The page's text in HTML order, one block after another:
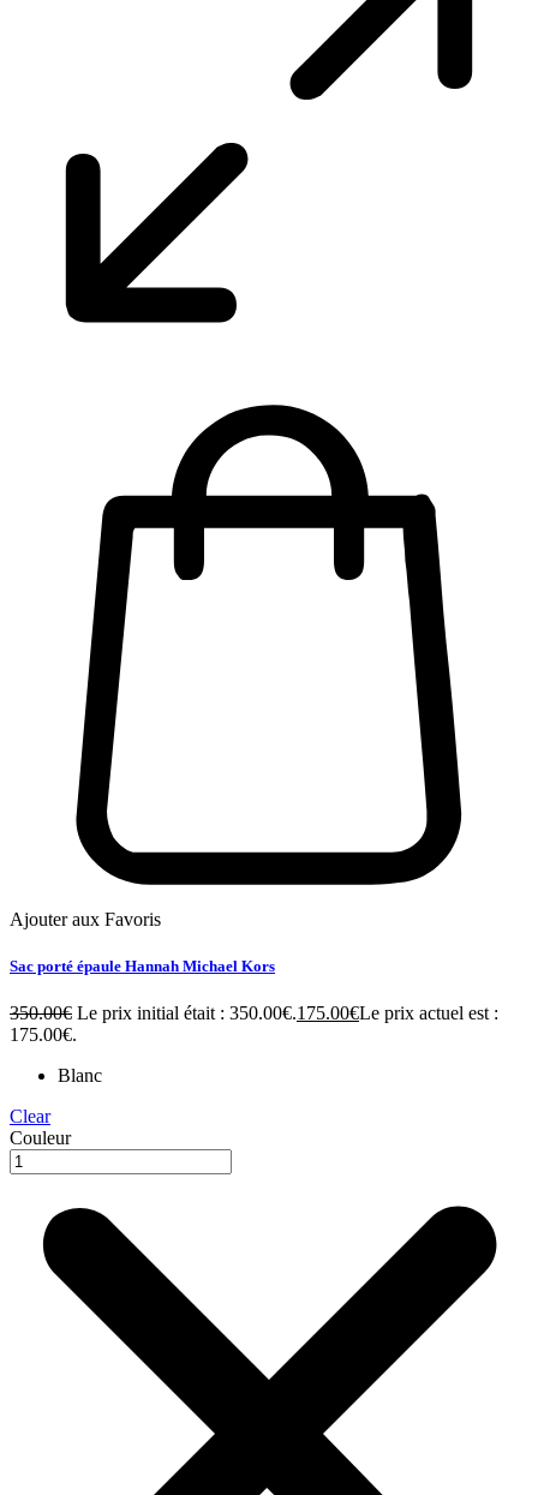
Ajouter aux Favoris
Sac porté épaule Hannah Michael Kors
350.00€ Le prix initial était : 350.00€.175.00€Le prix actuel est :
175.00€.
Blanc
Clear
Couleur